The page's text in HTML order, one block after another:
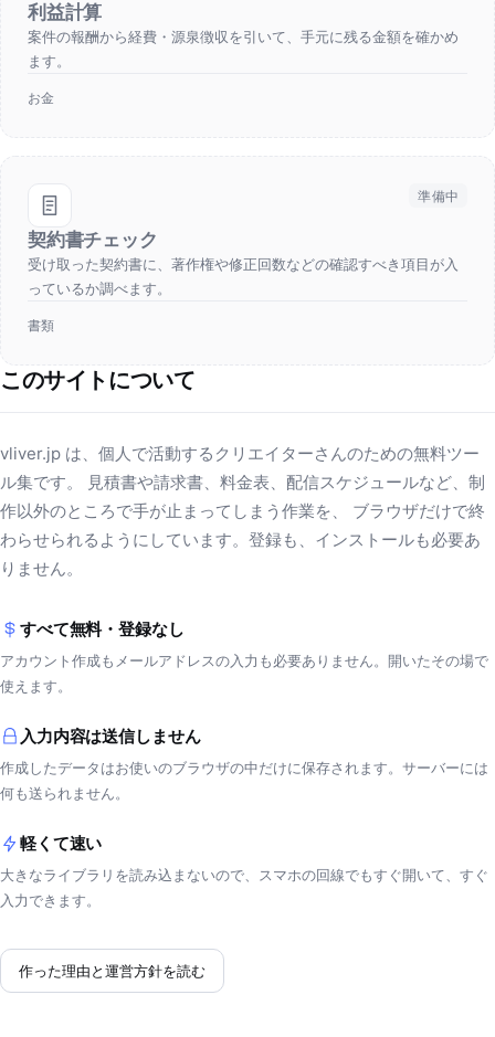
利益計算
案件の報酬から経費・源泉徴収を引いて、手元に残る金額を確かめ
ます。
お金
準備中
契約書チェック
受け取った契約書に、著作権や修正回数などの確認すべき項目が入
っているか調べます。
書類
このサイトについて
vliver.jp は、個人で活動するクリエイターさんのための無料ツー
ル集です。 見積書や請求書、料金表、配信スケジュールなど、制
作以外のところで手が止まってしまう作業を、 ブラウザだけで終
わらせられるようにしています。登録も、インストールも必要あ
りません。
すべて無料・登録なし
アカウント作成もメールアドレスの入力も必要ありません。開いたその場で
使えます。
入力内容は送信しません
作成したデータはお使いのブラウザの中だけに保存されます。サーバーには
何も送られません。
軽くて速い
大きなライブラリを読み込まないので、スマホの回線でもすぐ開いて、すぐ
入力できます。
作った理由と運営方針を読む